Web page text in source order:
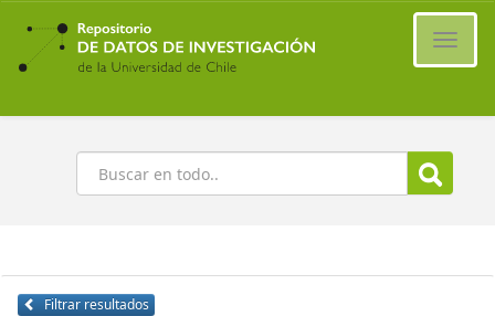
Ir
contenido
principal
Buscar
Filtrar resultados